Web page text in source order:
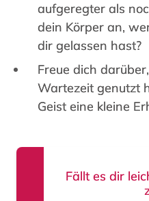
aufgeregter als
dein Körper an,
dir gelassen hast?
Freue dich
Wartezeit genutzt
Geist eine kleine
Fällt es dir